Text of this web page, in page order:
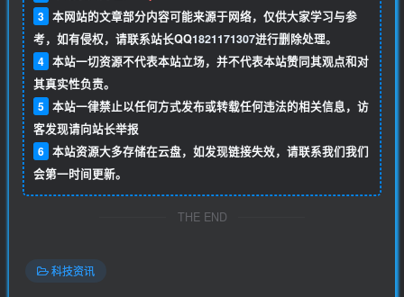
3 本网站的文章部分内容可能来源于网络，仅供大家学习与参
考，如有侵权，请联系站长QQ1821171307进行删除处理。
4 本站一切资源不代表本站立场，并不代表本站赞同其观点和对
其真实性负责。
5 本站一律禁止以任何方式发布或转载任何违法的相关信息，访
客发现请向站长举报
6 本站资源大多存储在云盘，如发现链接失效，请联系我们我们
会第一时间更新。
THE END
科技资讯